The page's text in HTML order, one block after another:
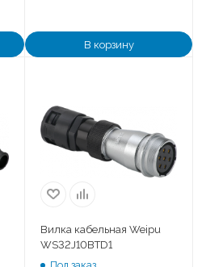
В корзину
Вилка кабельная Weipu
WS32J10BTD1